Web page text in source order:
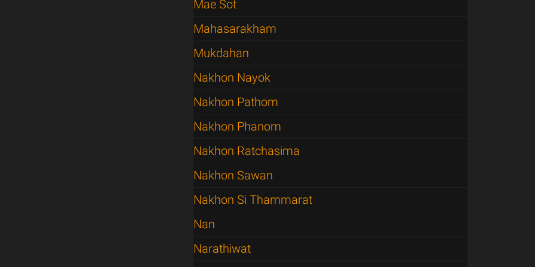
Mae Sot
Mahasarakham
Mukdahan
Nakhon Nayok
Nakhon Pathom
Nakhon Phanom
Nakhon Ratchasima
Nakhon Sawan
Nakhon Si Thammarat
Nan
Narathiwat